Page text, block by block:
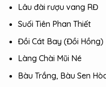
Lâu đài rượu vang RĐ
Suối Tiên Phan Thiết
Đồi Cát Bay (Đồi Hồng)
Làng Chài Mũi Né
Bàu Trắng, Bàu Sen